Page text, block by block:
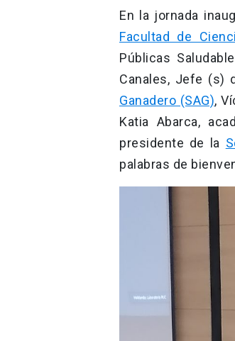
En la jornada
Facultad de
Públicas
Canales, Jefe (s)
Ganadero (SAG),
Katia Abarca,
presidente de la
palabras de